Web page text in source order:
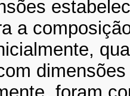
a